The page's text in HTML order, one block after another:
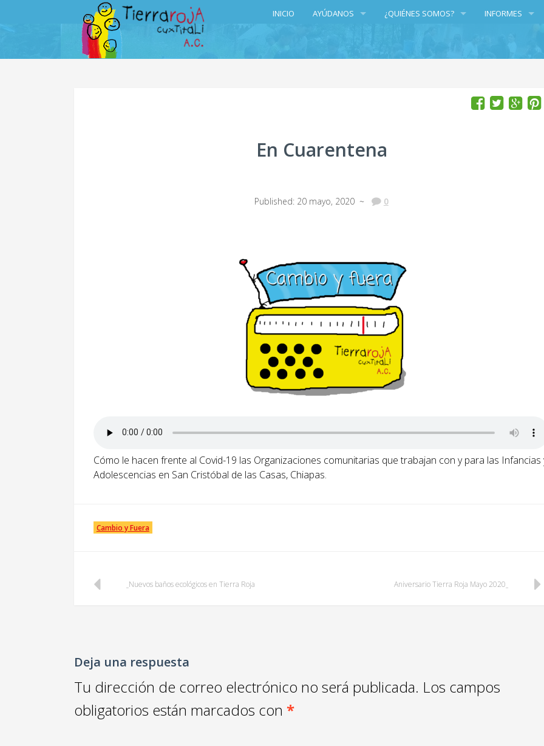
INICIO AYÚDANOS ¿QUIÉNES SOMOS? INFORMES
INFORMES
En Cuarentena
Published: 20 mayo, 2020 ~ 0
Cómo le hacen frente al Covid-19 las Organizaciones comunitarias que trabajan con y para las Infancias
Adolescencias en San Cristóbal de las Casas, Chiapas.
Cambio y Fuera
PostNuevos baños ecológicos en Tierra Roja Aniversario Tierra Roja Mayo 2020
Deja una respuesta
Tu dirección de correo electrónico no será publicada. Los campos
obligatorios están marcados con *